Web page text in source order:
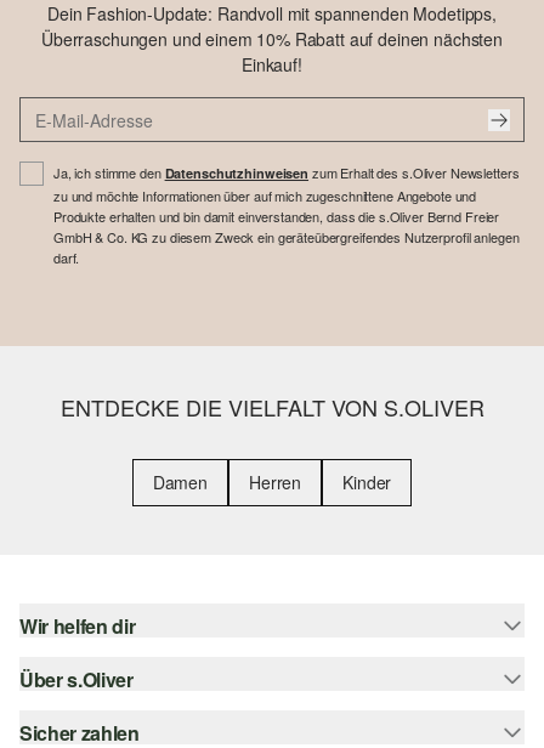
Dein Fashion-Update: Randvoll mit spannenden Modetipps,
Überraschungen und einem 10% Rabatt auf deinen nächsten
Einkauf!
Ja, ich stimme den Datenschutzhinweisen zum Erhalt des s.Oliver Newsletters
zu und möchte Informationen über auf mich zugeschnittene Angebote und
Produkte erhalten und bin damit einverstanden, dass die s.Oliver Bernd Freier
GmbH & Co. KG zu diesem Zweck ein geräteübergreifendes Nutzerprofil anlegen
darf.
ENTDECKE DIE VIELFALT VON S.OLIVER
Damen Herren Kinder
Wir helfen dir
Hilfe & FAQ
Größenberatung
Über s.Oliver
s.Oliver Magazin
Sicher zahlen